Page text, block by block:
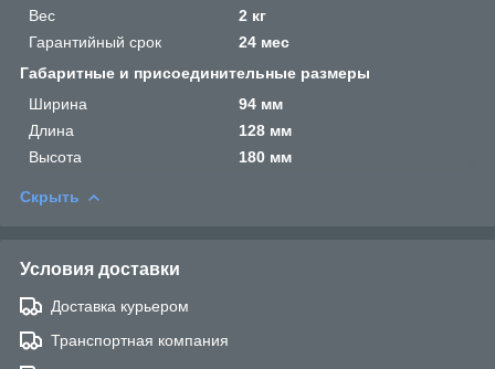
Вес
2 кг
Гарантийный срок
24 мес
Габаритные и присоединительные размеры
Ширина
94 мм
Длина
128 мм
Высота
180 мм
Скрыть
Условия доставки
Доставка курьером
Транспортная компания